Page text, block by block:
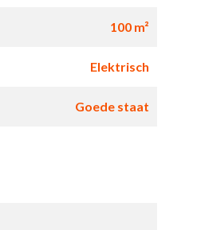
100 m²
Elektrisch
Goede staat